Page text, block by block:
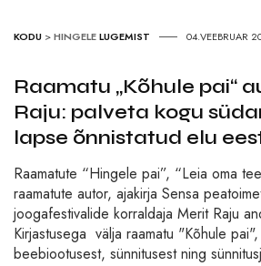
KODU >HINGELELUGEMIST 04.VEEBRUAR
Raamatu „Kõhule pai“
Raju: palveta kogu
lapse õnnistatud elu
Raamatute “Hingele pai”, “Leia oma
raamatute autor, ajakirja Sensa
joogafestivalide korraldaja Merit Raju
Kirjastusega välja raamatu "Kõhule
beebiootusest, sünnitusest ning